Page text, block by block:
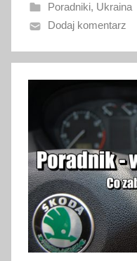
n
o
9
s
z
n
i
a
2
0
Poradniki, Ukraina
Dodaj komentarz